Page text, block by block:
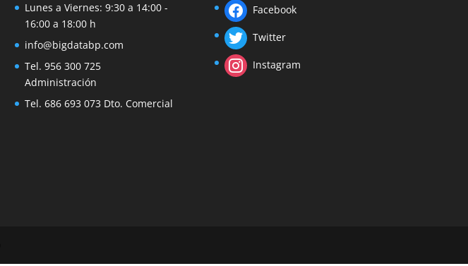
Lunes a Viernes: 9:30 a 14:00 -
16:00 a 18:00 h
info@bigdatabp.com
Tel. 956 300 725
Administración
Tel. 686 693 073 Dto. Comercial
Facebook
Twitter
Instagram